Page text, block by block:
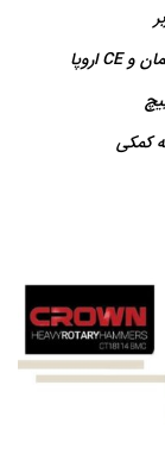
کمکی